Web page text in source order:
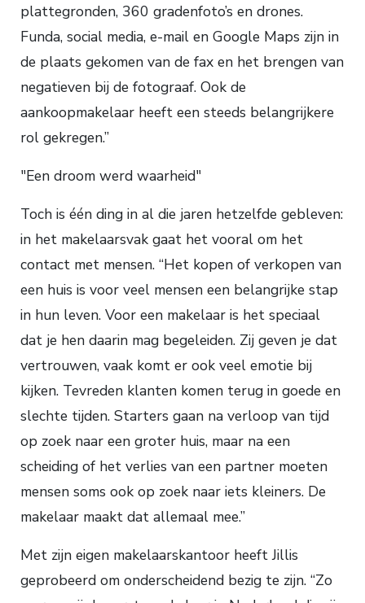
plattegronden, 360 gradenfoto’s en drones.
Funda, social media, e-mail en Google Maps zijn in
de plaats gekomen van de fax en het brengen van
negatieven bij de fotograaf. Ook de
aankoopmakelaar heeft een steeds belangrijkere
rol gekregen.”
Een droom werd waarheid
Toch is één ding in al die jaren hetzelfde gebleven:
in het makelaarsvak gaat het vooral om het
contact met mensen. “Het kopen of verkopen van
een huis is voor veel mensen een belangrijke stap
in hun leven. Voor een makelaar is het speciaal
dat je hen daarin mag begeleiden. Zij geven je dat
vertrouwen, vaak komt er ook veel emotie bij
kijken. Tevreden klanten komen terug in goede en
slechte tijden. Starters gaan na verloop van tijd
op zoek naar een groter huis, maar na een
scheiding of het verlies van een partner moeten
mensen soms ook op zoek naar iets kleiners. De
makelaar maakt dat allemaal mee.”
Met zijn eigen makelaarskantoor heeft Jillis
geprobeerd om onderscheidend bezig te zijn. “Zo